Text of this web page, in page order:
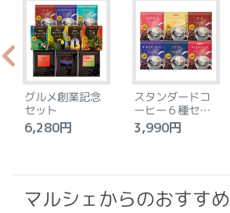
グルメ創業記念
セット
6,280円
スタンダードコ
ーヒー６種セッ
ト
3,990円
マルシェからのおすすめ